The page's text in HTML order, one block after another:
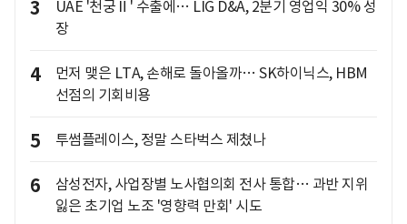
3
UAE '천궁Ⅱ' 수출에… LIG D&A, 2분기 영업익 30% 성
장
4
먼저 맺은 LTA, 손해로 돌아올까… SK하이닉스, HBM
선점의 기회비용
5 투썸플레이스, 정말 스타벅스 제쳤나
6
삼성전자, 사업장별 노사협의회 전사 통합… 과반 지위
잃은 초기업 노조 '영향력 만회' 시도